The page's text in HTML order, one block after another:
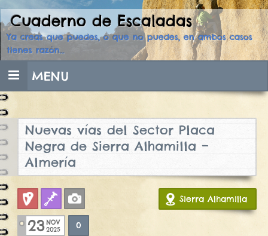
Skip
to
content
Cuaderno de Escaladas
Ya creas que puedes, o que no puedes, en ambos casos
tienes razón…
MENU
Nuevas vías del Sector Placa
Negra de Sierra Alhamilla –
Almería
DeportivaFisurasFotos Sierra Alhamilla
23NOV
2025 0